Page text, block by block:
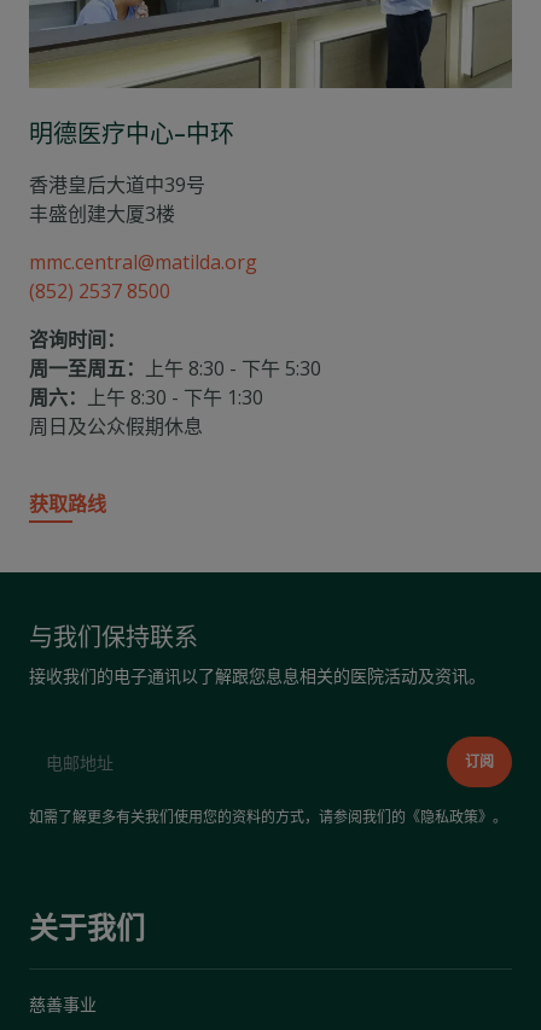
明德医疗中心–中环
香港皇后大道中39号
丰盛创建大厦3楼
mmc.central@matilda.org
(852) 2537 8500
咨询时间：
周一至周五：
上午 8:30 - 下午 5:30
周六：
上午 8:30 - 下午 1:30
周日及公众假期休息
获取路线
与我们保持联系
接收我们的电子通讯以了解跟您息息相关的医院活动及资讯。
如需了解更多有关我们使用您的资料的方式，请参阅我们的《隐私政策》。
关于我们
慈善事业